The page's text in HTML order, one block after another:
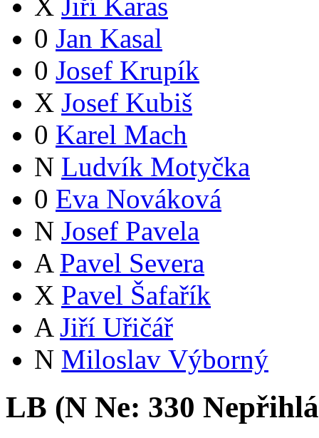
0 Jan Kasal
0 Josef Krupík
X Josef Kubiš
0 Karel Mach
N Ludvík Motyčka
0 Eva Nováková
N Josef Pavela
A Pavel Severa
X Pavel Šafařík
A Jiří Uřičář
N Miloslav Výborný
LB (N Ne: 330